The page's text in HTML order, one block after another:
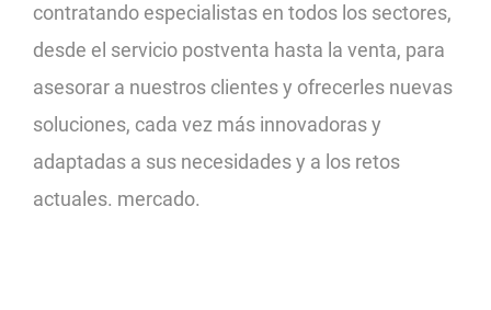
contratando especialistas en todos los sectores,
desde el servicio postventa hasta la venta, para
asesorar a nuestros clientes y ofrecerles nuevas
soluciones, cada vez más innovadoras y
adaptadas a sus necesidades y a los retos
actuales. mercado.